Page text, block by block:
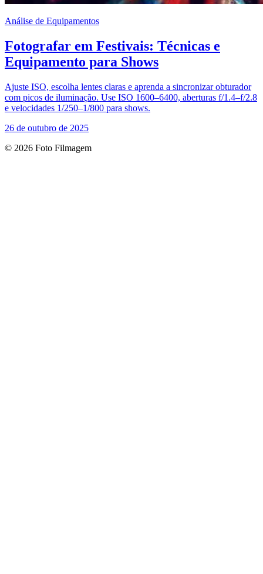
Análise de Equipamentos
Fotografar em Festivais: Técnicas e
Equipamento para Shows
Ajuste ISO, escolha lentes claras e aprenda a sincronizar obturador
com picos de iluminação. Use ISO 1600–6400, aberturas f/1.4–f/2.8
e velocidades 1/250–1/800 para shows.
26 de outubro de 2025
© 2026 Foto Filmagem